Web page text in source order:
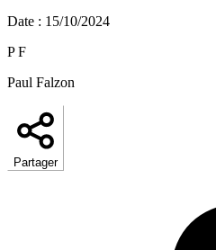
Date : 15/10/2024
P F
Paul Falzon
Partager